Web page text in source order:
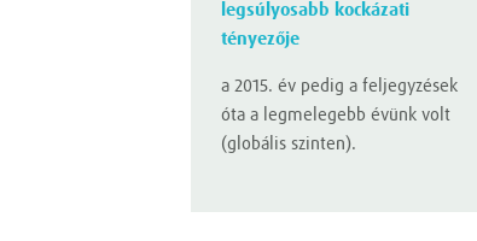
legsúlyosabb kockázati
tényezője
a 2015. év pedig a feljegyzések
óta a legmelegebb évünk volt
(globális szinten).